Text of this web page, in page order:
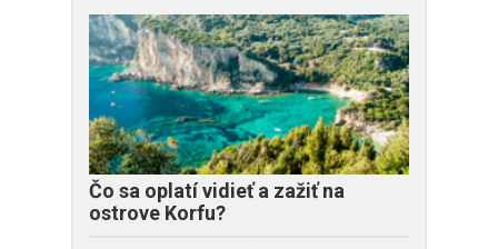
Čo sa oplatí vidieť a zažiť na
ostrove Korfu?